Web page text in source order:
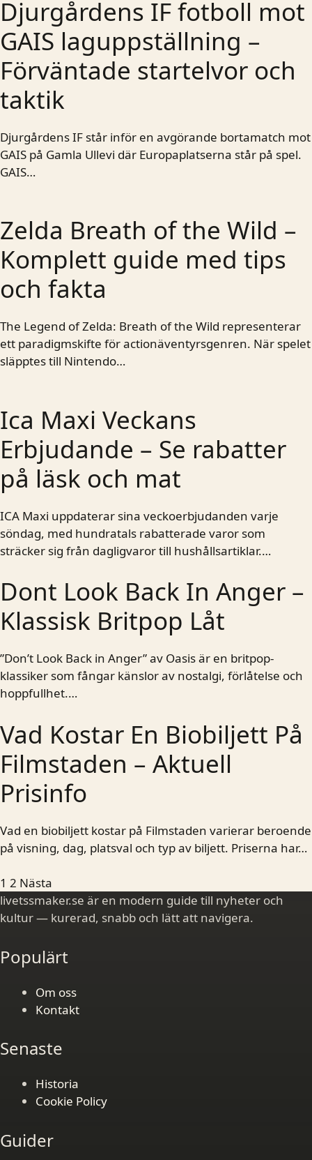
Djurgårdens IF fotboll mot
GAIS laguppställning –
Förväntade startelvor och
taktik
Djurgårdens IF står inför en avgörande bortamatch mot
GAIS på Gamla Ullevi där Europaplatserna står på spel.
GAIS…
Zelda Breath of the Wild –
Komplett guide med tips
och fakta
The Legend of Zelda: Breath of the Wild representerar
ett paradigmskifte för actionäventyrsgenren. När spelet
släpptes till Nintendo…
Ica Maxi Veckans
Erbjudande – Se rabatter
på läsk och mat
ICA Maxi uppdaterar sina veckoerbjudanden varje
söndag, med hundratals rabatterade varor som
sträcker sig från dagligvaror till hushållsartiklar.…
Dont Look Back In Anger –
Klassisk Britpop Låt
”Don’t Look Back in Anger” av Oasis är en britpop-
klassiker som fångar känslor av nostalgi, förlåtelse och
hoppfullhet.…
Vad Kostar En Biobiljett På
Filmstaden – Aktuell
Prisinfo
Vad en biobiljett kostar på Filmstaden varierar beroende
på visning, dag, platsval och typ av biljett. Priserna har…
1 2 Nästa
livetssmaker.se är en modern guide till nyheter och
kultur — kurerad, snabb och lätt att navigera.
Populärt
Om oss
Kontakt
Senaste
Historia
Cookie Policy
Guider